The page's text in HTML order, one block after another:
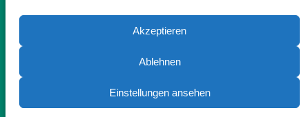
Akzeptieren
Ablehnen
Einstellungen ansehen
Auswandern Mallorca
Touristik-News